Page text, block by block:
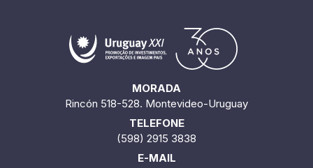
MORADA
Rincón 518-528. Montevideo-Uruguay
TELEFONE
(598) 2915 3838
E-MAIL